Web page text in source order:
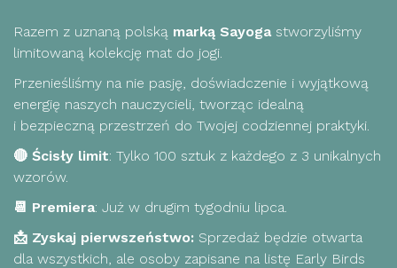
Razem z uznaną polską marką Sayoga stworzyliśmy
limitowaną kolekcję mat do jogi.
Przenieśliśmy na nie pasję, doświadczenie i wyjątkową
energię naszych nauczycieli, tworząc idealną
i bezpieczną przestrzeń do Twojej codziennej praktyki.
🔴 Ścisły limit: Tylko 100 sztuk z każdego z 3 unikalnych
wzorów.
📆 Premiera: Już w drugim tygodniu lipca.
📩 Zyskaj pierwszeństwo: Sprzedaż będzie otwarta
dla wszystkich, ale osoby zapisane na listę Early Birds